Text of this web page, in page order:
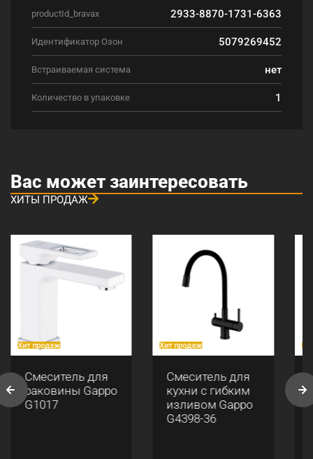
productId_bravax 2933-8870-1731-6363
Идентификатор Озон 5079269452
Встраиваемая система нет
Количество в упаковке 1
Вас может заинтересовать
ХИТЫ ПРОДАЖ
Хит продаж
Смеситель для
раковины Gappo
G1017
Хит продаж
Смеситель для
кухни с гибким
изливом Gappo
G4398-36